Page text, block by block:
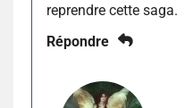
reprendre cette saga.
Répondre